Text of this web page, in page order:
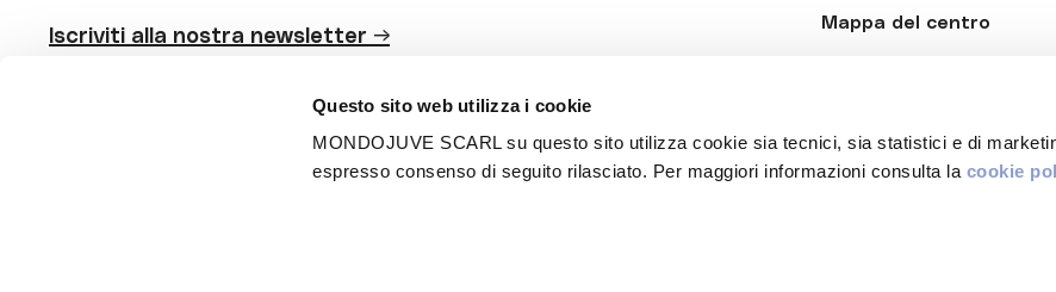
Questo sito web utilizza i cookie
MONDOJUVE SCARL su questo sito utilizza cookie sia tecnici, sia statistici e di
espresso consenso di seguito rilasciato. Per maggiori informazioni consulta la cookie
Iscriviti alla nostra newsletter → Mappa del centro
Gift Card